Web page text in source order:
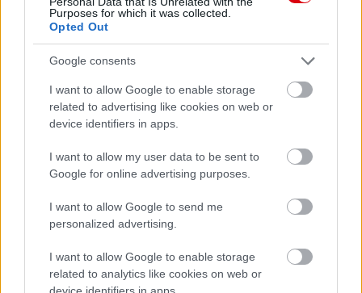
Purposes for which it was collected.
Opted Out
Google consents
I want to allow Google to enable storage
related to advertising like cookies on web or
device identifiers in apps.
I want to allow my user data to be sent to
Google for online advertising purposes.
I want to allow Google to send me
personalized advertising.
I want to allow Google to enable storage
related to analytics like cookies on web or
device identifiers in apps.
Meccs Center